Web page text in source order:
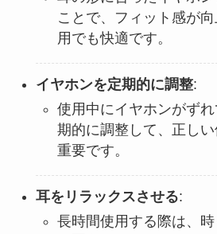
ことで、フィット感が
用でも快適です。
イヤホンを定期的に調整:
使用中にイヤホンがず
期的に調整して、正し
重要です。
耳をリラックスさせる:
長時間使用する際は、